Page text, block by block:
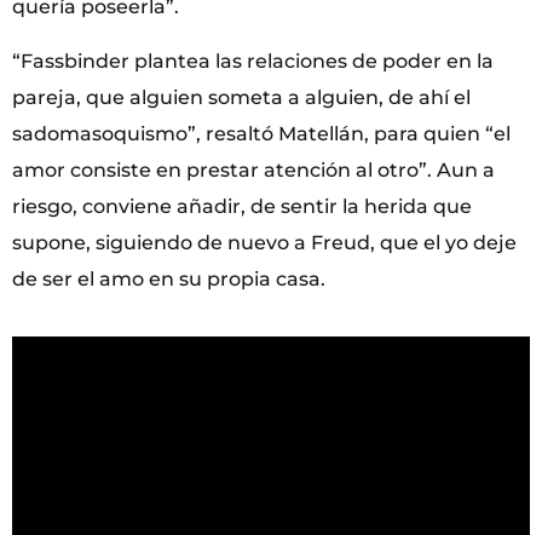
quería poseerla”.
“Fassbinder plantea las relaciones de poder en la
pareja, que alguien someta a alguien, de ahí el
sadomasoquismo”, resaltó Matellán, para quien “el
amor consiste en prestar atención al otro”. Aun a
riesgo, conviene añadir, de sentir la herida que
supone, siguiendo de nuevo a Freud, que el yo deje
de ser el amo en su propia casa.